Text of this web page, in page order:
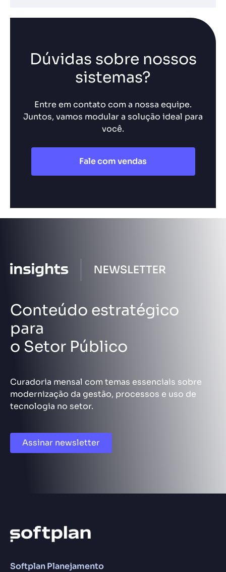
Dúvidas sobre nossos
sistemas?
Entre em contato com a nossa equipe.
Juntos, vamos modular a solução ideal para
você.
Fale com vendas
Conteúdo estratégico
para
o Setor Público
Curadoria mensal com temas essenciais sobre
modernização da gestão, processos e uso de
tecnologia no setor.
Assinar newsletter
Softplan Planejamento